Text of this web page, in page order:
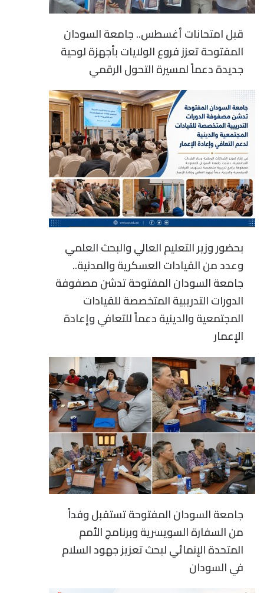
قبل امتحانات أغسطس.. جامعة السودان
المفتوحة تعزز فروع الولايات بأجهزة لوحية
جديدة دعماً لمسيرة التحول الرقمي
بحضور وزير التعليم العالي والبحث العلمي
وعدد من القيادات العسكرية والمدنية..
جامعة السودان المفتوحة تدشن مصفوفة
الدورات التدريبية المتخصصة للقيادات
المجتمعية والدينية دعماً للتعافي وإعادة
الإعمار
جامعة السودان المفتوحة تستقبل وفداً
من السفارة السويسرية وبرنامج الأمم
المتحدة الإنمائي لبحث تعزيز جهود السلام
في السودان